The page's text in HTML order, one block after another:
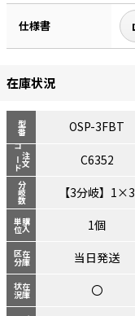
仕様書
在庫状況
型番
注文
コード
分岐数
購入
単位
在庫
区分
在庫
状況
OSP-3FBT
C6352
【3分岐】1×3
1個
当日発送
〇